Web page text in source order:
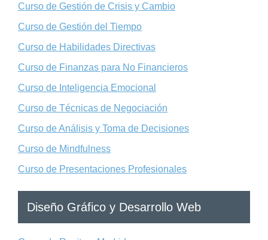
Curso de Gestión de Crisis y Cambio
Curso de Gestión del Tiempo
Curso de Habilidades Directivas
Curso de Finanzas para No Financieros
Curso de Inteligencia Emocional
Curso de Técnicas de Negociación
Curso de Análisis y Toma de Decisiones
Curso de Mindfulness
Curso de Presentaciones Profesionales
Diseño Gráfico y Desarrollo Web